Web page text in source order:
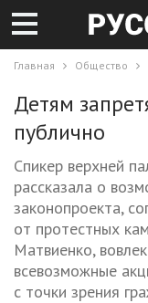
Главная Общество
Детям
публично
Спикер верхней
рассказала о
законопроекта,
от протестных
Матвиенко,
всевозможные
с точки зрения